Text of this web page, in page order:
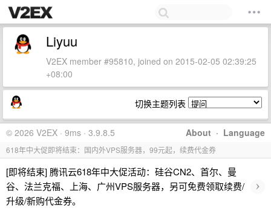
Liyuu
V2EX member #95810, joined on 2015-02-05 02:39:25
+08:00
切换主题列表
About · Language
© 2026 V2EX · 9ms · 3.9.8.5
618年中大促即将结束：国内外VPS服务器，99元起，续费代金券
[即将结束] 腾讯云618年中大促活动：硅谷CN2、首尔、曼
谷、法兰克福、上海、广州VPS服务器，另可免费领取续费/
升级/新购代金券。
›